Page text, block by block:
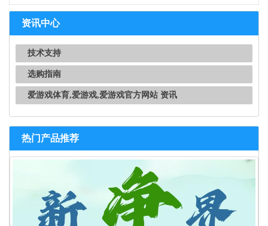
资讯中心
技术支持
选购指南
爱游戏体育,爱游戏,爱游戏官方网站 资讯
热门产品推荐